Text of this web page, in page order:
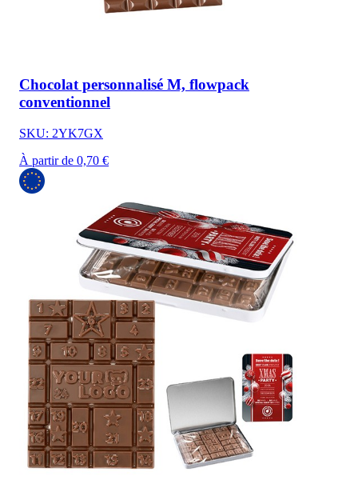
Chocolat personnalisé M, flowpack
conventionnel
SKU: 2YK7GX
À partir de 0,70 €